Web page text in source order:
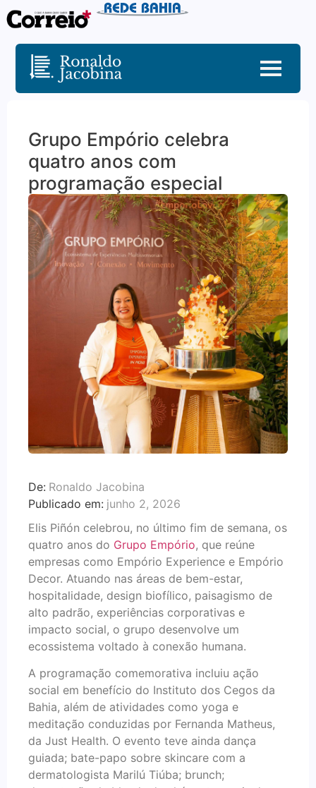
Grupo Empório celebra
quatro anos com
programação especial
De: Ronaldo Jacobina
Publicado em: junho 2, 2026
Elis Piñón celebrou, no último fim de semana, os
quatro anos do Grupo Empório, que reúne
empresas como Empório Experience e Empório
Decor. Atuando nas áreas de bem-estar,
hospitalidade, design biofílico, paisagismo de
alto padrão, experiências corporativas e
impacto social, o grupo desenvolve um
ecossistema voltado à conexão humana.
A programação comemorativa incluiu ação
social em benefício do Instituto dos Cegos da
Bahia, além de atividades como yoga e
meditação conduzidas por Fernanda Matheus,
da Just Health. O evento teve ainda dança
guiada; bate-papo sobre skincare com a
dermatologista Marilú Tiúba; brunch;